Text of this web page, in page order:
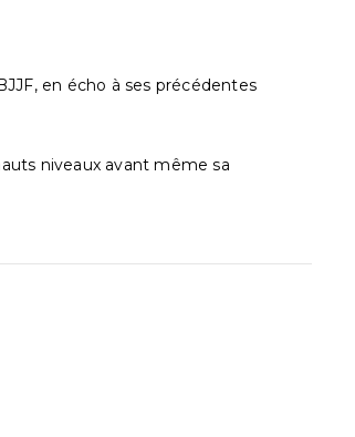
en écho à ses précédentes
niveaux avant même sa